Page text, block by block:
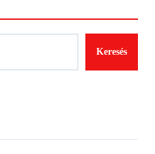
Keresés